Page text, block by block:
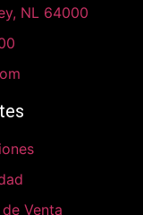
NL 64000
Venta